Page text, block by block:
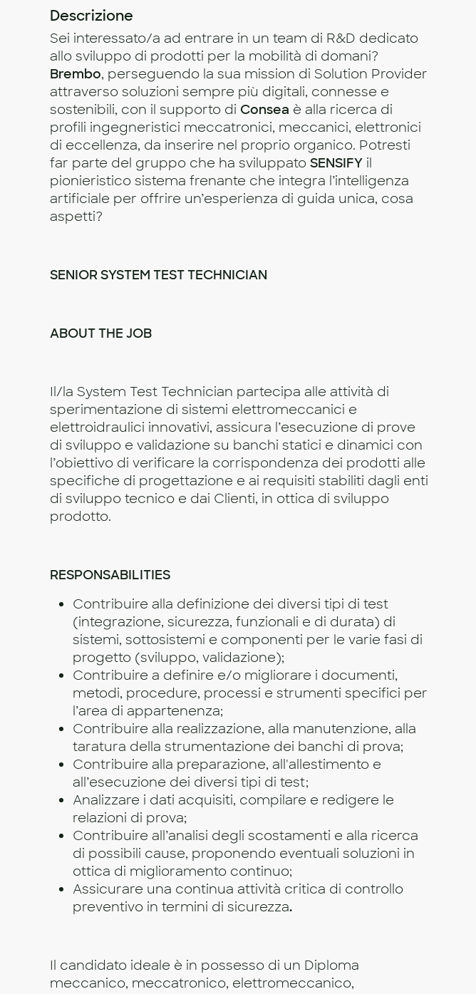
Descrizione
Sei interessato/a ad entrare in un team di R&D dedicato
allo sviluppo di prodotti per la mobilità di domani?
Brembo, perseguendo la sua mission di Solution Provider
attraverso soluzioni sempre più digitali, connesse e
sostenibili, con il supporto di Consea è alla ricerca di
profili ingegneristici meccatronici, meccanici, elettronici
di eccellenza, da inserire nel proprio organico. Potresti
far parte del gruppo che ha sviluppato SENSIFY il
pionieristico sistema frenante che integra l’intelligenza
artificiale per offrire un’esperienza di guida unica, cosa
aspetti?
SENIOR SYSTEM TEST TECHNICIAN
ABOUT THE JOB
Il/la System Test Technician partecipa alle attività di
sperimentazione di sistemi elettromeccanici e
elettroidraulici innovativi, assicura l’esecuzione di prove
di sviluppo e validazione su banchi statici e dinamici con
l’obiettivo di verificare la corrispondenza dei prodotti alle
specifiche di progettazione e ai requisiti stabiliti dagli enti
di sviluppo tecnico e dai Clienti, in ottica di sviluppo
prodotto.
RESPONSABILITIES
Contribuire alla definizione dei diversi tipi di test
(integrazione, sicurezza, funzionali e di durata) di
sistemi, sottosistemi e componenti per le varie fasi di
progetto (sviluppo, validazione);
Contribuire a definire e/o migliorare i documenti,
metodi, procedure, processi e strumenti specifici per
l’area di appartenenza;
Contribuire alla realizzazione, alla manutenzione, alla
taratura della strumentazione dei banchi di prova;
Contribuire alla preparazione, all'allestimento e
all’esecuzione dei diversi tipi di test;
Analizzare i dati acquisiti, compilare e redigere le
relazioni di prova;
Contribuire all’analisi degli scostamenti e alla ricerca
di possibili cause, proponendo eventuali soluzioni in
ottica di miglioramento continuo;
Assicurare una continua attività critica di controllo
preventivo in termini di sicurezza.
Il candidato ideale è in possesso di un Diploma
meccanico, meccatronico, elettromeccanico,